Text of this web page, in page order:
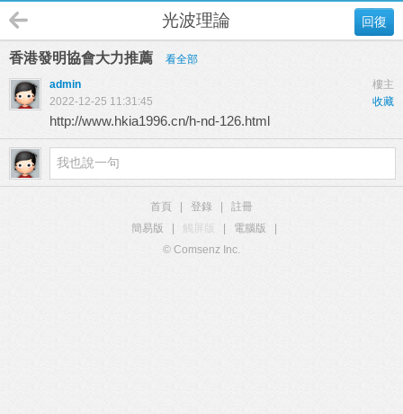
回復
光波理論
香港發明協會大力推薦
看全部
樓主
admin
收藏
2022-12-25 11:31:45
http://www.hkia1996.cn/h-nd-126.html
首頁 登錄
註冊
簡易版
觸屏版 電腦版
© Comsenz Inc.